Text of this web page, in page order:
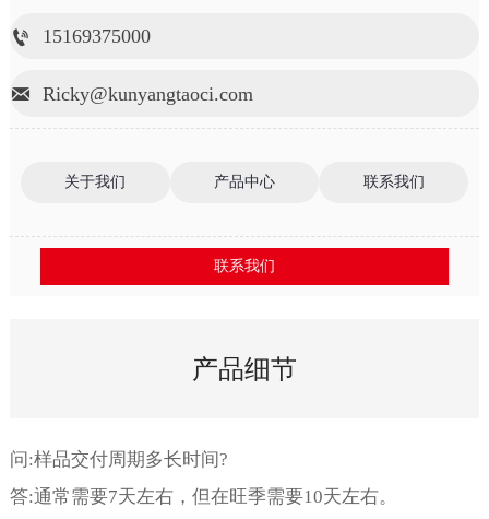
 15169375000
 Ricky@kunyangtaoci.com
关于我们 产品中心 联系我们
联系我们
产品细节
问:样品交付周期多长时间?
答:通常需要7天左右，但在旺季需要10天左右。